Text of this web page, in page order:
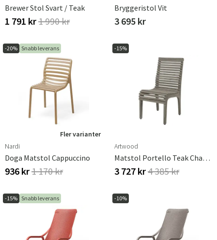
Brewer Stol Svart / Teak
1 791 kr1 990 kr
Bryggeristol Vit
3 695 kr
-20% Snabb leverans
Fler varianter
Nardi
Doga Matstol Cappuccino
936 kr1 170 kr
-15%
Artwood
Matstol Portello Teak Charcoal
3 727 kr4 385 kr
-15% Snabb leverans -10%